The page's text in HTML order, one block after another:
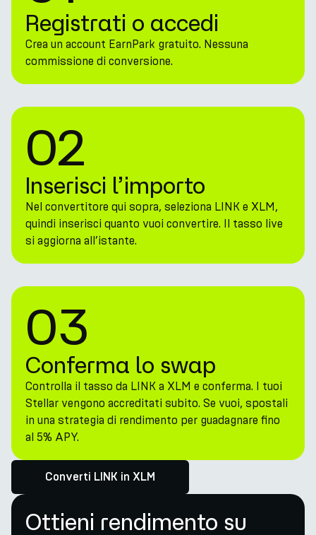
Registrati o accedi
Crea un account EarnPark gratuito. Nessuna
commissione di conversione.
02
Inserisci l’importo
Nel convertitore qui sopra, seleziona LINK e XLM,
quindi inserisci quanto vuoi convertire. Il tasso live
si aggiorna all’istante.
03
Conferma lo swap
Controlla il tasso da LINK a XLM e conferma. I tuoi
Stellar vengono accreditati subito. Se vuoi, spostali
in una strategia di rendimento per guadagnare fino
al 5% APY.
Converti LINK in XLM
Ottieni rendimento su